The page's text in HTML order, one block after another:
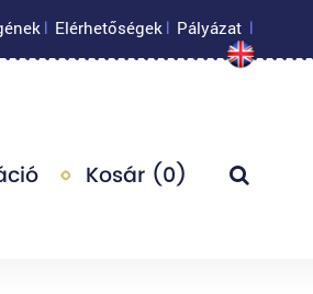
| Elérhetőségek | Pályázat |
Kosár (0)